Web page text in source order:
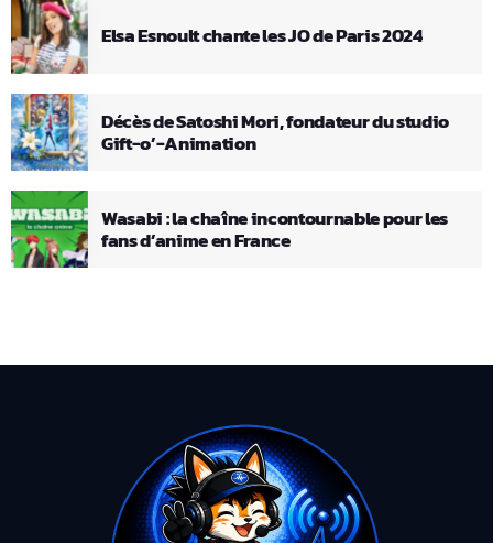
Elsa Esnoult chante les JO de Paris 2024
Décès de Satoshi Mori, fondateur du studio
Gift-o’-Animation
Wasabi : la chaîne incontournable pour les
fans d’anime en France